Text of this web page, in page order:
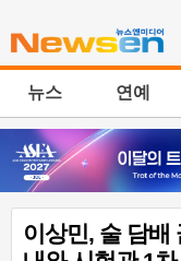
뉴스 연예
이상민, 술 담